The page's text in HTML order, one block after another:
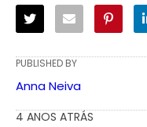
PUBLISHED BY
Anna Neiva
4 ANOS ATRÁS